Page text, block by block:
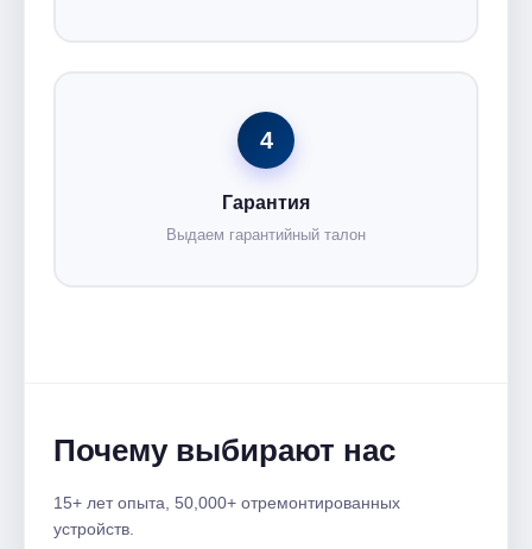
4
Гарантия
Выдаем гарантийный талон
Почему выбирают нас
15+ лет опыта, 50,000+ отремонтированных
устройств.